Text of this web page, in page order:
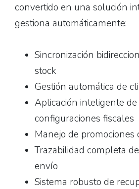
convertido en una solución
gestiona automáticamente:
Sincronización
stock
Gestión automática de
Aplicación inteligente
configuraciones fiscales
Manejo de promociones
Trazabilidad completa
envío
Sistema robusto de